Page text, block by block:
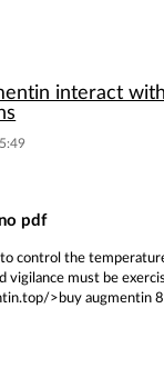
interact
pdf
to control the
vigilance must be
>buy augmentin